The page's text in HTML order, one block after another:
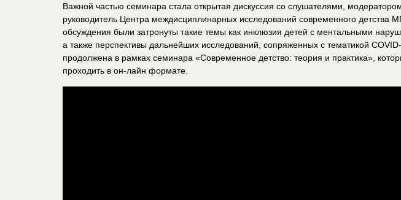
Важной частью семинара стала открытая дискуссия со слушателями,
руководитель Центра междисциплинарных исследований современного детства
обсуждения были затронуты такие темы как инклюзия детей с ментальными
а также перспективы дальнейших исследований, сопряженных с тематикой
продолжена в рамках семинара «Современное детство: теория и практика»,
проходить в он-лайн формате.